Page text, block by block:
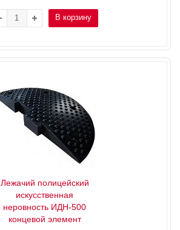
В корзину
Лежачий полицейский
искусственная
неровность ИДН-500
концевой элемент